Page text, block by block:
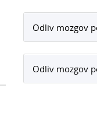
Odliv mozgov
Odliv mozgov